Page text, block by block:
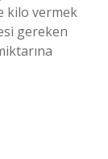
kilo vermek
gereken